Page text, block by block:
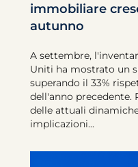
immobiliare
autunno
A settembre,
Uniti ha mostrato un
superando il 33%
dell'anno precedente.
delle attuali
implicazioni...